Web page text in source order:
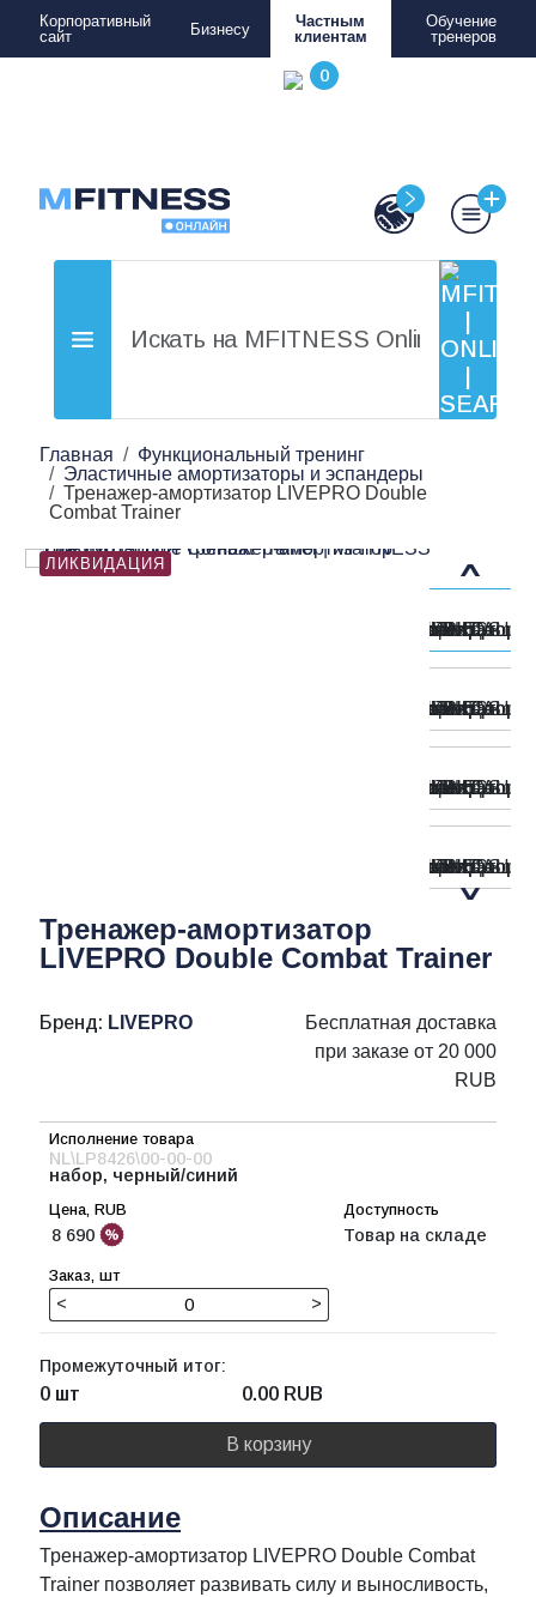
Корпоративный
сайт
Бизнесу
Частным
клиентам
Обучение
тренеров
Главная
Функциональный тренинг
Эластичные амортизаторы и эспандеры
Тренажер-амортизатор LIVEPRO Double
Combat Trainer
ЛИКВИДАЦИЯ
Тренажер-амортизатор
LIVEPRO Double Combat Trainer
Бренд: LIVEPRO
Бесплатная доставка
при заказе от 20 000
RUB
NL\LP8426\00-00-00
набор, черный/синий
8 690 Товар на складе
< >
Промежуточный итог:
0 шт 0.00 RUB
В корзину
Описание
Тренажер-амортизатор LIVEPRO Double Combat
Trainer позволяет развивать силу и выносливость,